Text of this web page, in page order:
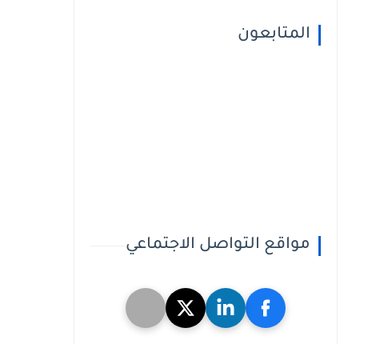
المتابعون
مواقع التواصل الاجتماعي